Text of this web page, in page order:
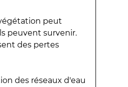
peut
peuvent survenir.
des pertes
des réseaux d'eau